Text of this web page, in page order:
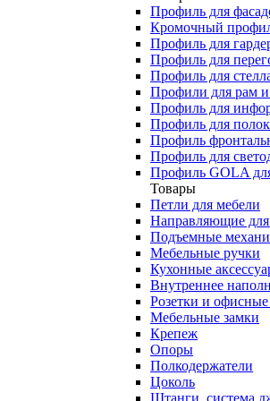
Профиль для
Кромочный
Профиль для
Профиль для
Профиль для
Профили для рам
Профиль для
Профиль для
Профиль
Профиль для
Профиль GOLA
Товары
Петли для мебели
Направляющие
Подъемные
Мебельные ручки
Кухонные
Внутреннее
Розетки и офисные
Мебельные замки
Крепеж
Опоры
Полкодержатели
Цоколь
Штанги, система